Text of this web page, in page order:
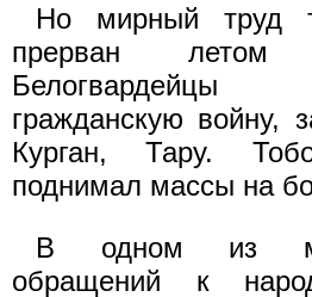
Но мирный труд
прерван
гражданскую войну,
Курган, Тару.
поднимал массы на
В одном из
обращений к